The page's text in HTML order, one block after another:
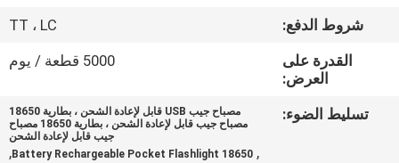
اتصل
أخبار
شروط الدفع:
TT ، LC
القدرة على
العرض:
5000 قطعة / يوم
تسليط الضوء:
مصباح جيب USB قابل لإعادة الشحن ، بطارية 18650
مصباح جيب قابل لإعادة الشحن ، بطارية 18650 مصباح
جيب قابل لإعادة الشحن
,
18650 Battery Rechargeable Pocket Flashlight
,